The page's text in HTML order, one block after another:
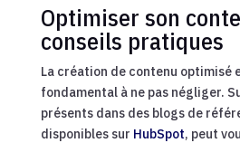
Optimiser son
conseils pratiques
La création de contenu optimisé
fondamental à ne pas négliger.
présents dans des blogs de
disponibles sur HubSpot, peut